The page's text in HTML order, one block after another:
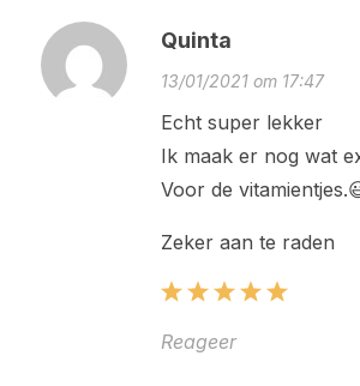
Quinta
13/01/2021 om 17:47
Echt super lekker
Ik maak er nog wat
Voor de
Zeker aan te raden
Reageer